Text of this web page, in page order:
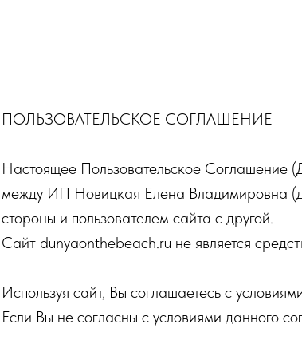
ПОЛЬЗОВАТЕЛЬСКОЕ СОГЛАШЕНИЕ
Настоящее Пользовательское Соглашение
между ИП Новицкая Елена Владимировна
стороны и пользователем сайта с другой.
Сайт dunyaonthebeach.ru не является
Используя сайт, Вы соглашаетесь с
Если Вы не согласны с условиями данного